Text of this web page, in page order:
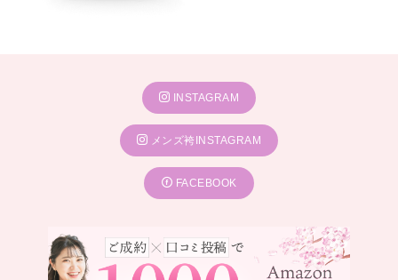
INSTAGRAM
メンズ袴INSTAGRAM
FACEBOOK